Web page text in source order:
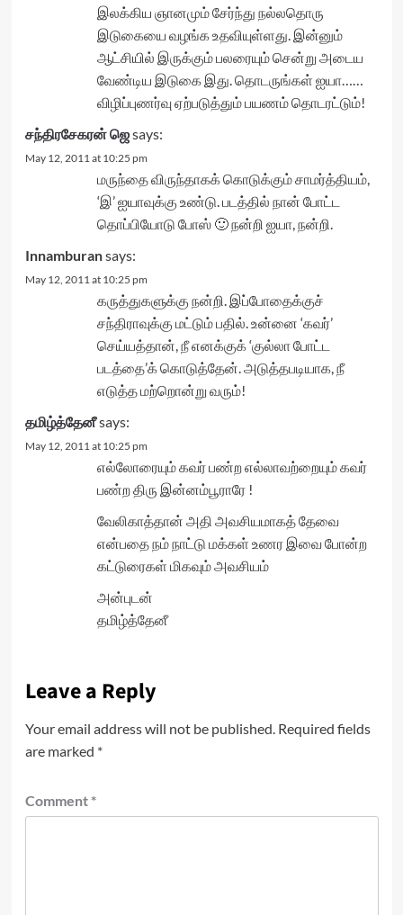
இலக்கிய ஞானமும் சேர்ந்து நல்லதொரு
இடுகையை வழங்க உதவியுள்ளது. இன்னும்
ஆட்சியில் இருக்கும் பலரையும் சென்று அடைய
வேண்டிய இடுகை இது. தொடருங்கள் ஐயா……
விழிப்புணர்வு ஏற்படுத்தும் பயணம் தொடரட்டும்!
சந்திரசேகரன் ஜெsays:
May 12, 2011 at 10:25 pm
மருந்தை விருந்தாகக் கொடுக்கும் சாமர்த்தியம்,
‘இ’ ஐயாவுக்கு உண்டு. படத்தில் நான் போட்ட
தொப்பியோடு போஸ் 🙂 நன்றி ஐயா, நன்றி.
Innamburansays:
May 12, 2011 at 10:25 pm
கருத்துகளுக்கு நன்றி. இப்போதைக்குச்
சந்திராவுக்கு மட்டும் பதில். உன்னை ‘கவர்’
செய்யத்தான், நீ எனக்குக் ‘குல்லா போட்ட
படத்தை’க் கொடுத்தேன். அடுத்தபடியாக, நீ
எடுத்த மற்றொன்று வரும்!
தமிழ்த்தேனீsays:
May 12, 2011 at 10:25 pm
எல்லோரையும் கவர் பண்ற எல்லாவற்றையும் கவர்
பண்ற திரு இன்னம்பூராரே !
வேலிகாத்தான் அதி அவசியமாகத் தேவை
என்பதை நம் நாட்டு மக்கள் உணர இவை போன்ற
கட்டுரைகள் மிகவும் அவசியம்
அன்புடன்
தமிழ்த்தேனீ
Leave a Reply
Your email address will not be published. Required fields
are marked *
Comment *